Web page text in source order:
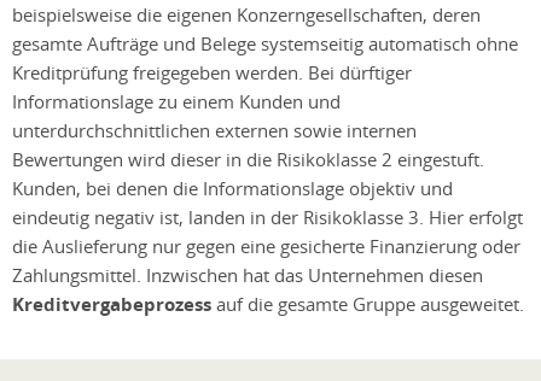
beispielsweise die eigenen Konzerngesellschaften, deren
gesamte Aufträge und Belege systemseitig automatisch ohne
Kreditprüfung freigegeben werden. Bei dürftiger
Informationslage zu einem Kunden und
unterdurchschnittlichen externen sowie internen
Bewertungen wird dieser in die Risikoklasse 2 eingestuft.
Kunden, bei denen die Informationslage objektiv und
eindeutig negativ ist, landen in der Risikoklasse 3. Hier erfolgt
die Auslieferung nur gegen eine gesicherte Finanzierung oder
Zahlungsmittel. Inzwischen hat das Unternehmen diesen
Kreditvergabeprozess auf die gesamte Gruppe ausgeweitet.